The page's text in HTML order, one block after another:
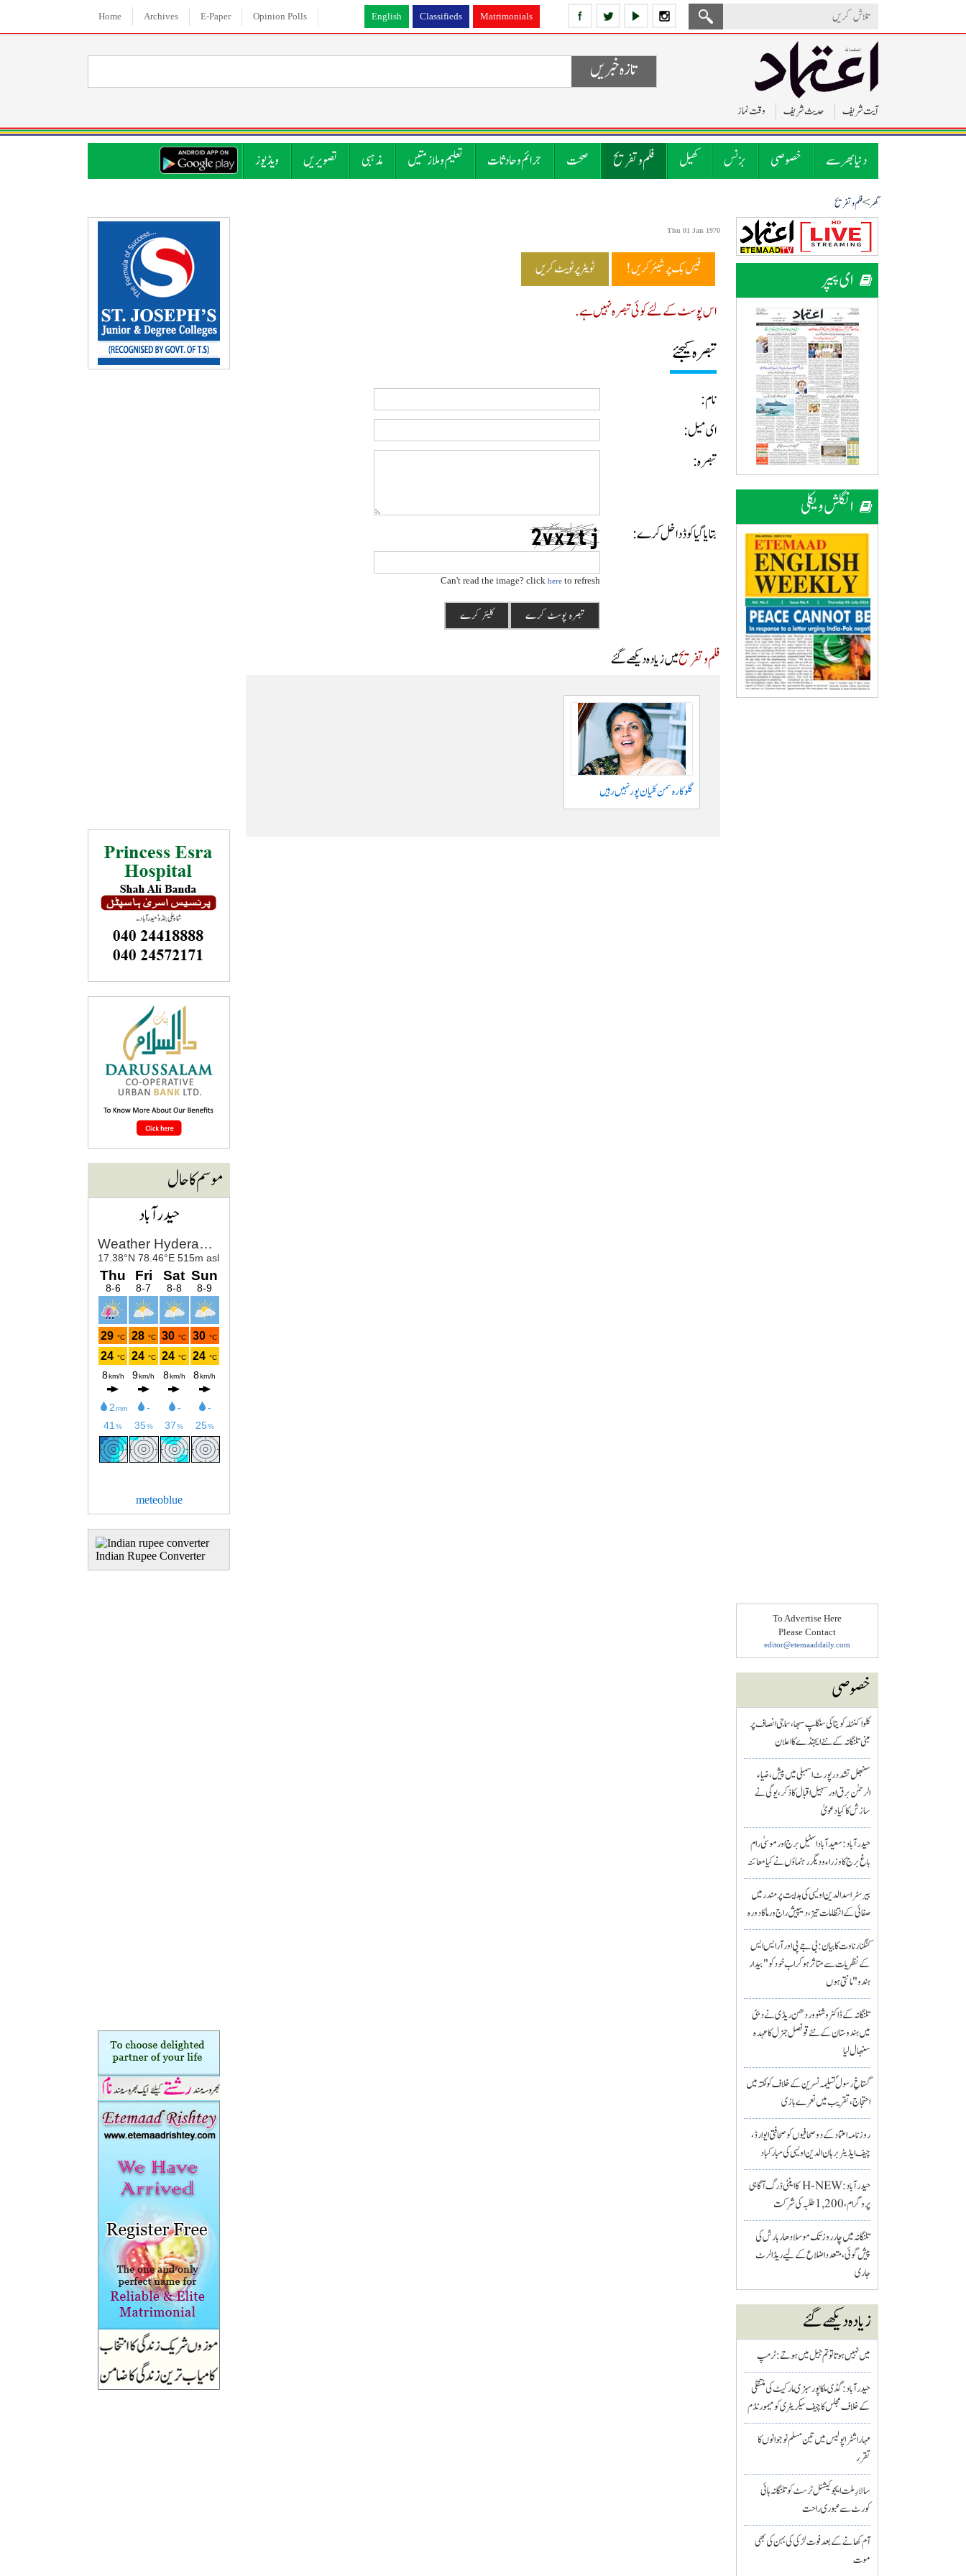
English Classifieds Matrimonials
Home Archives E-Paper Opinion Polls
آیت شریف حدیث شریف وقت نماز
تازہ خبریں
دنیا بھر سے خصوصی بزنس کھیل فلم و تفریح صحت جرائم و حادثات تعلیم و ملازمتیں مذہبی تصویریں ویڈیوز
گھر>فلم و تفریح
ای پیپر
انگلش ویکلی
To Advertise Here
Please Contact
editor@etemaaddaily.com
خصوصی
کلواکنٹلہ کویتا کی سنکلپ سبھا، سماجی انصاف پر
مبنی تلنگانہ کے نئے ایجنڈے کا اعلان
سنبھل تشدد رپورٹ اسمبلی میں پیش، ضیاء
الرحمٰن برق اور سہیل اقبال کا ذکر، یوگی نے
سازش کا کیا دعویٰ
حیدرآباد: سعیدآباد اسٹیل برج اور موسیٰ رام
باغ برج کا وزراء و دیگر رہنماؤں نے کیا معائنہ
بیرسٹر اسدالدین اویسی کی ہدایت پر مندر میں
صفائی کے انتظامات تیز، دیپیش راج ورما کا دورہ
کنگنا رناوت کا بیان: بی جے پی اور آر ایس ایس
کے نظریات سے متاثر ہو کر اب خود کو "بیدار
ہندو" مانتی ہوں
تلنگانہ کے ڈاکٹر وشنو وردھن ریڈی نے دبئی
میں ہندوستان کے نئے قونصل جنرل کا عہدہ
سنبھال لیا
گستاخِ رسولؐ تسلیمہ نسرین کے خلاف کولکتہ میں
احتجاج، تقریب میں نعرے بازی
روزنامہ اعتماد کے دو صحافیوں کو صحافتی ایوارڈ،
چیف ایڈیٹر برہان الدین اویسی کی مبارکباد
حیدرآباد: H-NEW کا اینٹی ڈرگ آگاہی
پروگرام، 1,200 طلبہ کی شرکت
تلنگانہ میں چار روز تک موسلادھار بارش کی
پیش گوئی، متعدد اضلاع کے لیے ریڈ الرٹ
جاری
زیادہ دیکھے گئے
میں نہیں ہوتا تو تم جیل میں ہوتے : ٹرمپ
حیدرآباد: گڈی ملکاپور سبزی مارکیٹ کی منتقلی
کے خلاف مجلس کا چیف سیکریٹری کو میمورنڈم
مہاراشٹرا پولیس میں تین مسلم نو جوانوں کا
تقرر
سالارِ ملت ایجوکیشنل ٹرسٹ کو تلنگانہ ہائی
کورٹ سے عبوری راحت
آم کھانے کے بعد فوت لڑکی کی بہن کی بھی
موت
Thu 01 Jan 1970
فیس بک پر شیئر کریں! ٹویٹر پر ٹویٹ کریں
اس پوسٹ کے لئے کوئی تبصرہ نہیں ہے.
تبصرہ کیجئے
نام:
ای میل:
تبصرہ:
بتایا گیا کوڈ داخل کرے:
Can't read the image? click hereto refresh
فلم و تفریحمیں زیادہ دیکھے گئے
گلوکارہ سمن کلیان پور نہیں رہیں
موسم کا حال
حیدرآباد
meteoblue
Indian Rupee Converter